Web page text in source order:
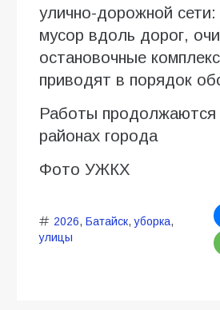
улично-дорожной
мусор вдоль дорог,
остановочные
приводят в порядок
Работы продолжаются
районах города
Фото УЖКХ
2026, Батайск,уборка,
улицы